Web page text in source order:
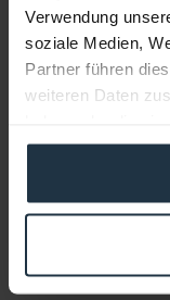
Verwendung
soziale Medien,
Partner führen
weiteren Daten
gesammelt haben.
Weitere Artikel